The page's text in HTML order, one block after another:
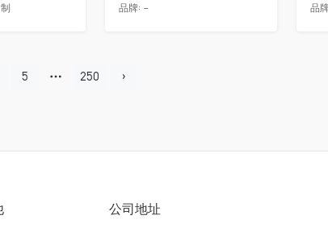
品牌: - 品
5 250
公司地址